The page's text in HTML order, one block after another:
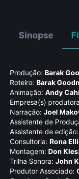
Sinopse
Produção: Barak
Roteiro: Barak
Animação: Andy
Empresa(s)
Narração: Joel
Assistente de
Assistente de edição:
Consultoria: Rona
Montagem: Don
Trilha Sonora: John
Produtor Associado: